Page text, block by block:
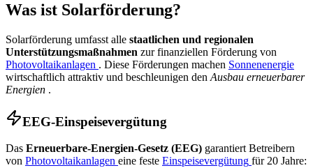
Was ist Solarförderung?
Solarförderung umfasst alle staatlichen und regionalen
Unterstützungsmaßnahmen zur finanziellen Förderung von
Photovoltaikanlagen . Diese Förderungen machen Sonnenenergie
wirtschaftlich attraktiv und beschleunigen den Ausbau erneuerbarer
Energien .
EEG-Einspeisevergütung
Das Erneuerbare-Energien-Gesetz (EEG) garantiert Betreibern
von Photovoltaikanlagen eine feste Einspeisevergütung für 20 Jahre: